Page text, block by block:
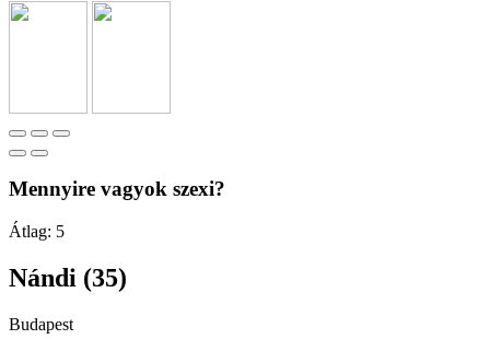
Mennyire vagyok szexi?
Átlag: 5
Nándi (35)
Budapest